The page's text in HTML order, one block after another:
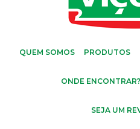
QUEM SOMOS PRODUTOS
ONDE ENCONTRAR?
SEJA UM